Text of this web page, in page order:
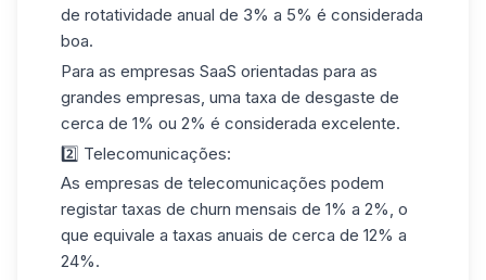
de rotatividade anual de 3% a 5% é considerada
boa.
Para as empresas SaaS orientadas para as
grandes empresas, uma taxa de desgaste de
cerca de 1% ou 2% é considerada excelente.
2️⃣ Telecomunicações:
As empresas de telecomunicações podem
registar taxas de churn mensais de 1% a 2%, o
que equivale a taxas anuais de cerca de 12% a
24%.